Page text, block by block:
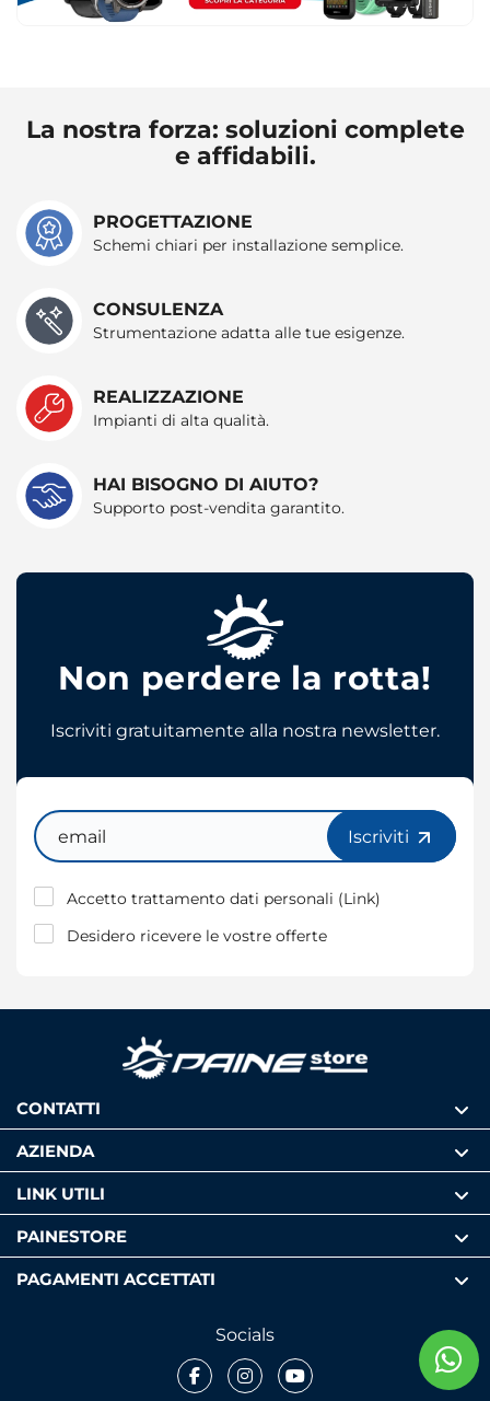
La nostra forza: soluzioni complete
e affidabili.
PROGETTAZIONE
Schemi chiari per installazione semplice.
CONSULENZA
Strumentazione adatta alle tue esigenze.
REALIZZAZIONE
Impianti di alta qualità.
HAI BISOGNO DI AIUTO?
Supporto post-vendita garantito.
Non perdere la rotta!
Iscriviti gratuitamente alla nostra newsletter.
Email
Iscriviti
Accetto trattamento dati personali (Link)
Desidero ricevere le vostre offerte
CONTATTI
AZIENDA
LINK UTILI
PAINESTORE
PAGAMENTI ACCETTATI
Socials
FacebookInstagramYoutube